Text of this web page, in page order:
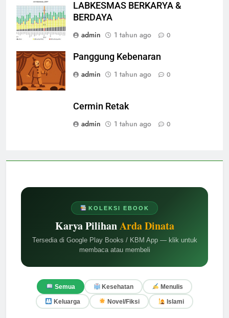
KOLEKSI EBOOK
Karya PilihanArda Dinata
Tersedia di Google Play Books / KBM App — klik untuk
membaca atau membeli
Semua Kesehatan Menulis
Keluarga Novel/Fiksi Islami
LABKESMAS BERKARYA &
BERDAYA
admin
1 tahun ago 0
Panggung Kebenaran
admin
1 tahun ago 0
Cermin Retak
admin
1 tahun ago 0